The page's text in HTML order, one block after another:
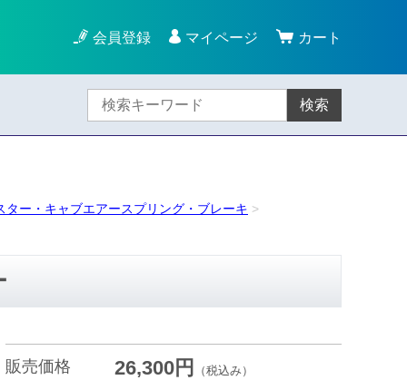
会員登録 マイページ カート
検索
ー・キャブエアースプリング・ブレーキ
販売価格 26,300円 （税込み）